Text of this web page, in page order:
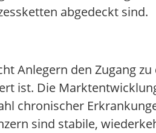
abgedeckt sind.
Anlegern den Zugang
ist. Die
chronischer
sind stabile,